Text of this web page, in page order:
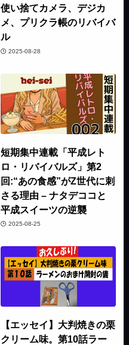
使い捨てカメラ、デジカ
メ、プリクラ帳のリバイバ
ル
2025-08-28
短期集中連載「平成レト
ロ・リバイバルズ」第2
回:“あの食感”がZ世代に刺
さる理由 – ナタデココと
平成スイーツの逆襲
2025-08-25
【エッセイ】大判焼きの栗
クリーム味。第10話ラー